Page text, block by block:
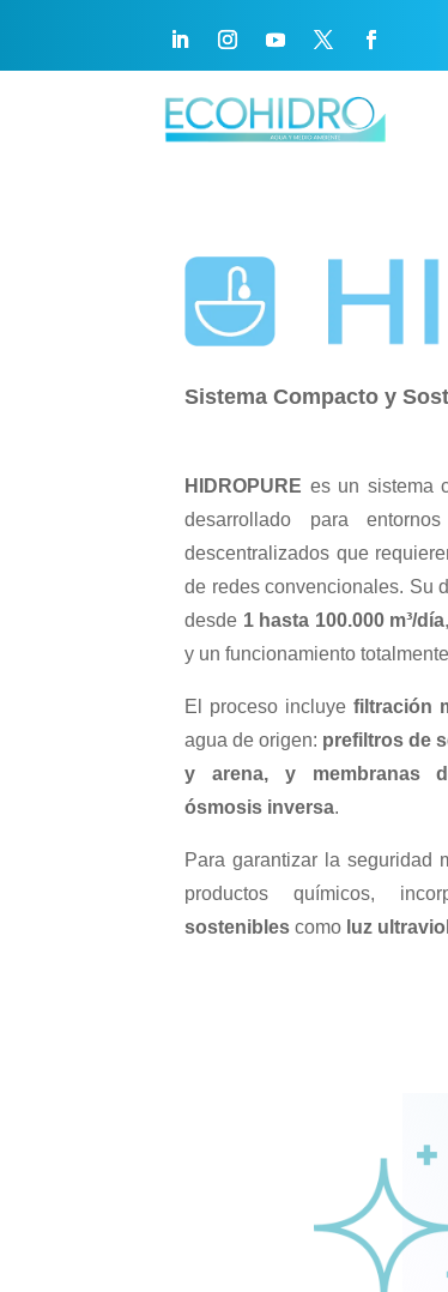
Sistema Compacto y
HIDROPURE es un sistema
desarrollado para
descentralizados que
de redes convencionales. Su
desde 1 hasta 100.000 m³/día
y un funcionamiento
El proceso incluyefiltración
agua de origen: prefiltros de
y arena, y membranas
ósmosis inversa.
Para garantizar la seguridad
productos químicos,
sostenibles como luz